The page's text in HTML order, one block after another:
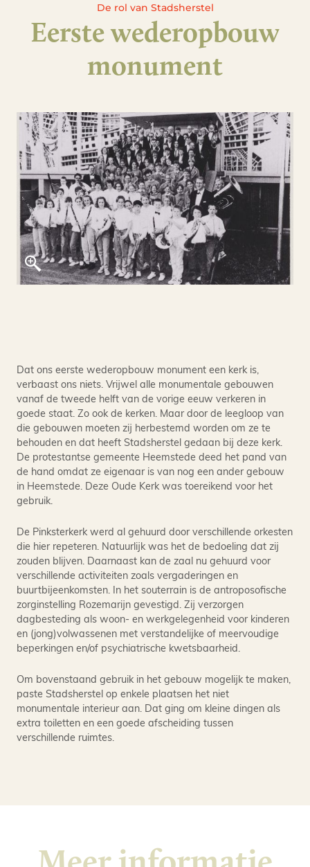
De rol van Stadsherstel
Eerste wederopbouw
monument
Dat ons eerste wederopbouw monument een kerk is,
verbaast ons niets. Vrijwel alle monumentale gebouwen
vanaf de tweede helft van de vorige eeuw verkeren in
goede staat. Zo ook de kerken. Maar door de leegloop van
die gebouwen moeten zij herbestemd worden om ze te
behouden en dat heeft Stadsherstel gedaan bij deze kerk.
De protestantse gemeente Heemstede deed het pand van
de hand omdat ze eigenaar is van nog een ander gebouw
in Heemstede. Deze Oude Kerk was toereikend voor het
gebruik.
De Pinksterkerk werd al gehuurd door verschillende orkesten
die hier repeteren. Natuurlijk was het de bedoeling dat zij
zouden blijven. Daarnaast kan de zaal nu gehuurd voor
verschillende activiteiten zoals vergaderingen en
buurtbijeenkomsten. In het souterrain is de antroposofische
zorginstelling Rozemarijn gevestigd. Zij verzorgen
dagbesteding als woon- en werkgelegenheid voor kinderen
en (jong)volwassenen met verstandelijke of meervoudige
beperkingen en/of psychiatrische kwetsbaarheid.
Om bovenstaand gebruik in het gebouw mogelijk te maken,
paste Stadsherstel op enkele plaatsen het niet
monumentale interieur aan. Dat ging om kleine dingen als
extra toiletten en een goede afscheiding tussen
verschillende ruimtes.